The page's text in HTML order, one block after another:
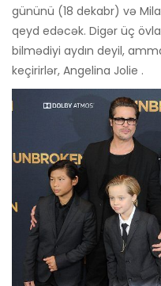
gününü (18 dekabr) və
qeyd edəcək. Digər üç
bilmədiyi aydın deyil,
keçirirlər, Angelina Jolie .